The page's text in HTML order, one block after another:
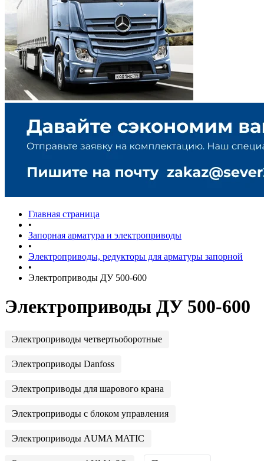
Главная страница
•
Запорная арматура и электроприводы
•
Электроприводы, редукторы для арматуры запорной
•
Электроприводы ДУ 500-600
Электроприводы ДУ 500-600
Электроприводы четвертьоборотные
Электроприводы Danfoss
Электроприводы для шарового крана
Электроприводы с блоком управления
Электроприводы AUMA MATIC